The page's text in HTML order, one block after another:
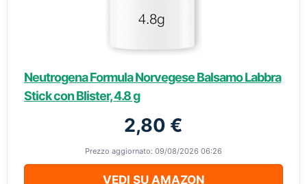
Neutrogena Formula Norvegese Balsamo Labbra
Stick con Blister, 4.8 g
2,80 €
Prezzo aggiornato: 09/08/2026 06:26
VEDI SU AMAZON